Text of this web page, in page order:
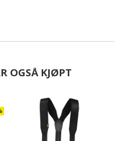
OGSÅ KJØPT